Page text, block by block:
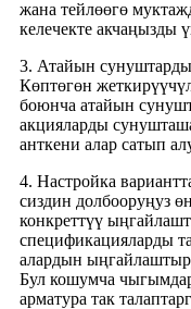
жана тейлөөгө
келечекте акчаңызды
3. Атайын сунуштарды
Көптөгөн
боюнча атайын
акцияларды
анткени алар сатып
4. Настройка
сиздин долбооруңуз
конкреттүү
спецификацияларды
алардын
Бул кошумча
арматура так